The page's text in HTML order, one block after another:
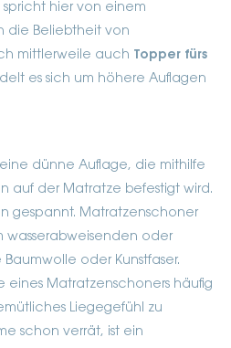
hier von einem
die Beliebtheit von
mittlerweile auch Topper fürs
es sich um höhere Auflagen
eine dünne Auflage, die mithilfe
auf der Matratze befestigt wird.
gespannt. Matratzenschoner
wasserabweisenden oder
oder Kunstfaser.
eines Matratzenschoners häufig
Liegegefühl zu
schon verrät, ist ein